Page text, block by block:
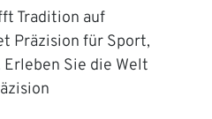
Tradition auf
Präzision für Sport,
Sie die Welt